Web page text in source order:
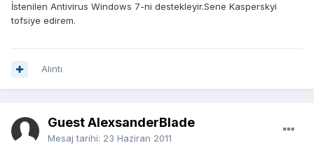
İstenilen Antivirus Windows 7-ni destekleyir.Sene Kasperskyi
tofsiye edirem.
Alıntı
Guest AlexsanderBlade
Mesaj tarihi: 23 Haziran 2011